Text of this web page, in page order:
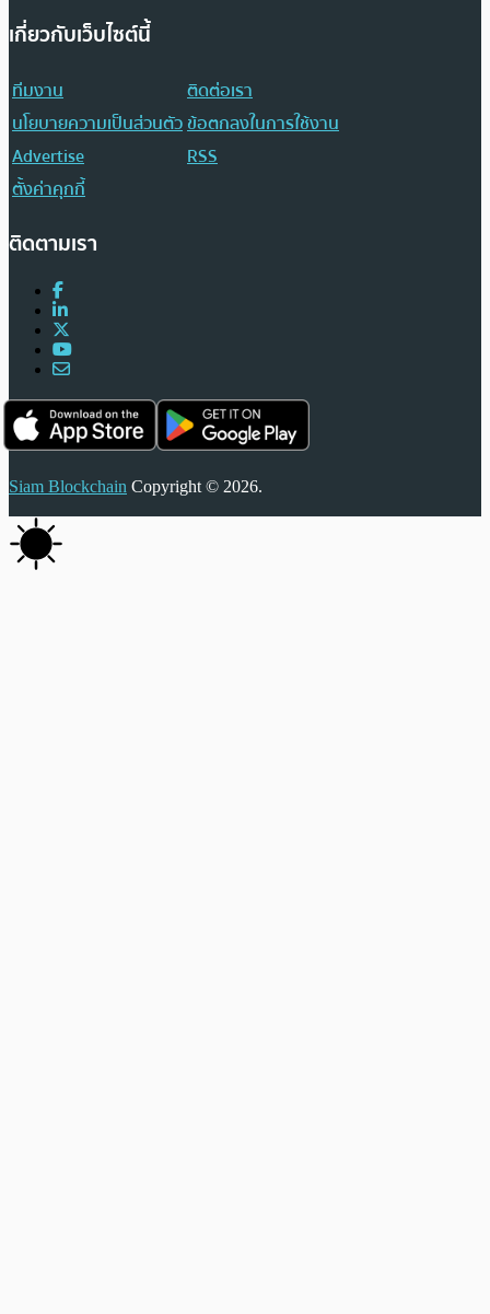
เกี่ยวกับเว็บไซต์นี้
ทีมงาน
ติดต่อเรา
นโยบายความเป็นส่วนตัวข้อตกลงในการใช้งาน
Advertise
RSS
ตั้งค่าคุกกี้
ติดตามเรา
Siam Blockchain Copyright © 2026.